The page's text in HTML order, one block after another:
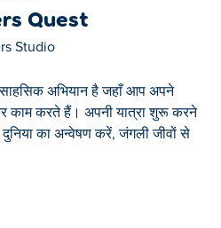
Quest
Studio
अभियान है जहाँ आप अपने
काम करते हैं। अपनी यात्रा शुरू करने
का अन्वेषण करें, जंगली जीवों से